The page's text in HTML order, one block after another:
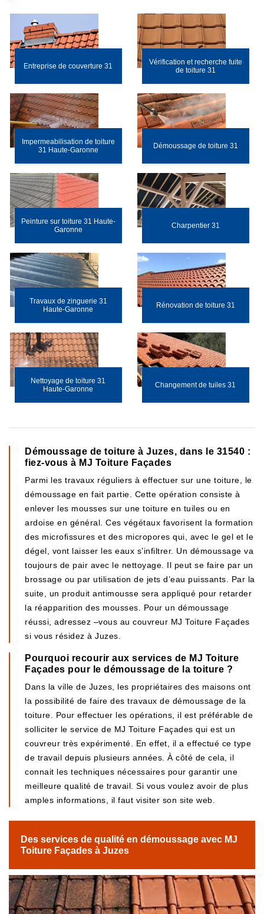
Entreprise de couverture 31
Vérification et recherche fuite
de toiture 31
Impermeabilisation de toiture
31 Haute-Garonne
Démoussage de toiture 31
Peinture sur toiture 31 Haute-
Garonne
Charpentier 31
Travaux de zinguerie 31
Haute-Garonne
Rénovation de toiture 31
Nettoyage de toiture 31
Haute-Garonne
Changement de tuiles 31
Démoussage de toiture à Juzes, dans le 31540 :
fiez-vous à MJ Toiture Façades
Parmi les travaux réguliers à effectuer sur une toiture, le
démoussage en fait partie. Cette opération consiste à
enlever les mousses sur une toiture en tuiles ou en
ardoise en général. Ces végétaux favorisent la formation
des microfissures et des micropores qui, avec le gel et le
dégel, vont laisser les eaux s’infiltrer. Un démoussage va
toujours de pair avec le nettoyage. Il peut se faire par un
brossage ou par utilisation de jets d’eau puissants. Par la
suite, un produit antimousse sera appliqué pour retarder
la réapparition des mousses. Pour un démoussage
réussi, adressez –vous au couvreur MJ Toiture Façades
si vous résidez à Juzes.
Pourquoi recourir aux services de MJ Toiture
Façades pour le démoussage de la toiture ?
Dans la ville de Juzes, les propriétaires des maisons ont
la possibilité de faire des travaux de démoussage de la
toiture. Pour effectuer les opérations, il est préférable de
solliciter le service de MJ Toiture Façades qui est un
couvreur très expérimenté. En effet, il a effectué ce type
de travail depuis plusieurs années. À côté de cela, il
connait les techniques nécessaires pour garantir une
meilleure qualité de travail. Si vous voulez avoir de plus
amples informations, il faut visiter son site web.
Des services de qualité en démoussage avec MJ
Toiture Façades à Juzes